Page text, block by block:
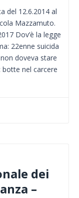
del 12.6.2014 al
Mazzamuto.
Dov’è la legge
22enne suicida
doveva stare
botte nel carcere
dei
–